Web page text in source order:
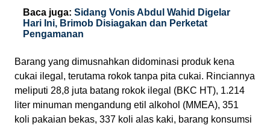
Baca juga: Sidang Vonis Abdul Wahid Digelar
Hari Ini, Brimob Disiagakan dan Perketat
Pengamanan
Barang yang dimusnahkan didominasi produk kena
cukai ilegal, terutama rokok tanpa pita cukai. Rinciannya
meliputi 28,8 juta batang rokok ilegal (BKC HT), 1.214
liter minuman mengandung etil alkohol (MMEA), 351
koli pakaian bekas, 337 koli alas kaki, barang konsumsi